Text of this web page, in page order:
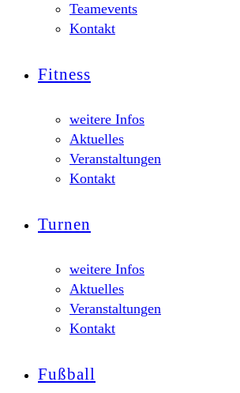
Teamevents
Kontakt
Fitness
weitere Infos
Aktuelles
Veranstaltungen
Kontakt
Turnen
weitere Infos
Aktuelles
Veranstaltungen
Kontakt
Fußball